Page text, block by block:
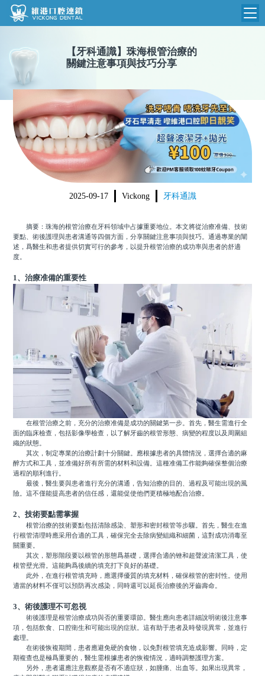
維港首頁
品牌介紹
環境設備
醫院新聞
收費標準
N
收費總表
植牙收費
根管收費
美學收費
箍牙收費
醫生團隊
門診時間
【 牙科通識】 珠海根管治療的
關鍵注意事項與技巧分享
2025-09-17 Vickong 牙科通識
摘要：珠海的根管治療在牙科領域中占據重要地位。本文將從治療准備、技術
要點、術後護理與患者溝通等四個方面，分享關鍵注意事項與技巧。通過專業的闡
述，爲醫生和患者提供切實可行的參考，以提升根管治療的成功率與患者的舒適
度。
1、治療准備的重要性
在根管治療之前，充分的治療准備是成功的關鍵第一步。首先，醫生需進行全
面的臨床檢查，包括影像學檢查，以了解牙齒的根管形態、病變的程度以及周圍組
織的狀態。
其次，制定專業的治療計劃十分關鍵。應根據患者的具體情況，選擇合適的麻
醉方式和工具，並准備好所有所需的材料和設備。這種准備工作能夠確保整個治療
過程的順利進行。
最後，醫生要與患者進行充分的溝通，告知治療的目的、過程及可能出現的風
險。這不僅能提高患者的信任感，還能促使他們更積極地配合治療。
2、技術要點需掌握
根管治療的技術要點包括清除感染、塑形和密封根管等步驟。首先，醫生在進
行根管清理時應采用合適的工具，確保完全去除病變組織和細菌，這對成功消毒至
關重要。
其次，塑形階段要以根管的形態爲基礎，選擇合適的锉和超聲波清潔工具，使
根管壁光滑。這能夠爲後續的填充打下良好的基礎。
此外，在進行根管填充時，應選擇優質的填充材料，確保根管的密封性。使用
適當的材料不僅可以預防再次感染，同時還可以延長治療後的牙齒壽命。
3、術後護理不可忽視
術後護理是根管治療成功與否的重要環節。醫生應向患者詳細說明術後注意事
項，包括飲食、口腔衛生和可能出現的症狀。這有助于患者及時發現異常，並進行
處理。
在術後恢複期間，患者應避免硬的食物，以免對根管填充造成影響。同時，定
期複查也是極爲重要的，醫生需根據患者的恢複情況，適時調整護理方案。
另外，患者還應注意觀察是否有不適症狀，如腫痛、出血等。如果出現異常，